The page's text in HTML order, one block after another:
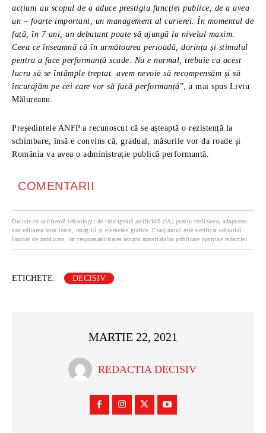
acțiuni au scopul de a aduce prestigiu funcției publice, de a avea
un – foarte important, un management al carierei. În momentul de
față, în 7 ani, un debutant poate să ajungă la nivelul maxim.
Ceea ce înseamnă că în următoarea perioadă, dorința și stimulul
pentru a face performanță scade. Nu e normal, trebuie ca acest
lucru să se întâmple treptat. avem nevoie să recompensăm și să
încurajăm pe cei care vor să facă performanță”, a mai spus Liviu
Mălureanu.
Președintele ANFP a recunoscut că se așteaptă o rezistență la
schimbare, însă e convins că, gradual, măsurile vor da roade și
România va avea o administrație publică performantă.
COMENTARII
Decisiv.ro utilizează tehnologii de inteligență artificială (IA) pentru realizarea, adaptarea
sau editarea unor texte, imagini și elemente grafice. Conținutul este verificat editorial
înainte de publicare, iar responsabilitatea asupra materialelor publicate aparține redacției.
ETICHETE: DECISIV
MARTIE 22, 2021
REDACTIA DECISIV